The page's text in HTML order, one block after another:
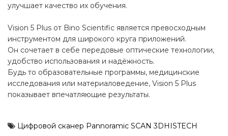
улучшает качество их обучения.
Vision 5 Plus от Bino Scientific является превосходным
инструментом для широкого круга приложений.
Он сочетает в себе передовые оптические технологии,
удобство использования и надёжность.
Будь то образовательные программы, медицинские
исследования или материаловедение, Vision 5 Plus
показывает впечатляющие результаты.
Цифровой сканер Pannoramic SCAN 3DHISTECH